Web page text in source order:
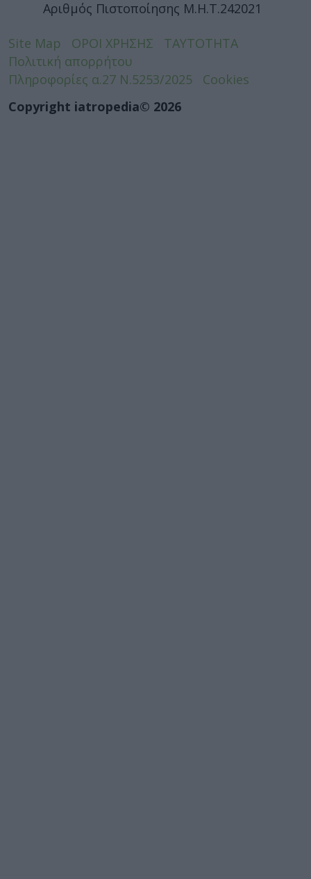
Αριθμός Πιστοποίησης Μ.Η.Τ.242021
Site Map ΟΡΟΙ ΧΡΗΣΗΣ
ΤΑΥΤΟΤΗΤΑ
Πολιτική απορρήτου
Πληροφορίες α.27 Ν.5253/2025
Cookies
Copyright iatropedia© 2026